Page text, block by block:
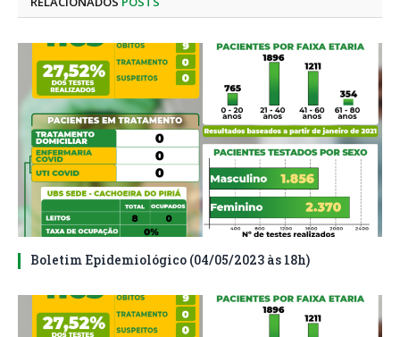
Boletim Epidemiológico (04/05/2023 às 18h)